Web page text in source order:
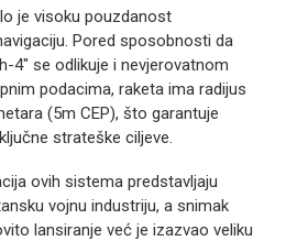
je visoku pouzdanost
Pored sposobnosti da
4" se odlikuje i nevjerovatnom
podacima, raketa ima radijus
(5m CEP), što garantuje
strateške ciljeve.
ovih sistema predstavljaju
vojnu industriju, a snimak
lansiranje već je izazvao veliku